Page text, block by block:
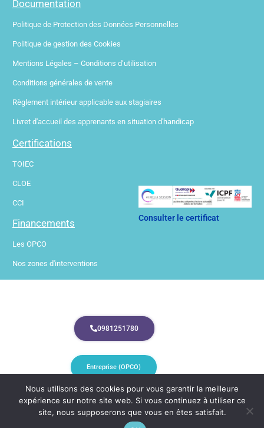
Documentation
Politique de Protection des Données Personnelles
Politique de gestion des Cookies
Mentions Légales – Conditions d’utilisation
Conditions générales de vente
Règlement intérieur applicable aux stagiaires
Livret d'accueil des apprenants en situation d'handicap
Certifications
TOIEC
CLOE
CCI
Financements
Les OPCO
Nos zones d'interventions
Consulter le certificat
0981251780
Entreprise (OPCO)
Particuliers (CPF)
Nous utilisons des cookies pour vous garantir la meilleure
expérience sur notre site web. Si vous continuez à utiliser ce
site, nous supposerons que vous en êtes satisfait.